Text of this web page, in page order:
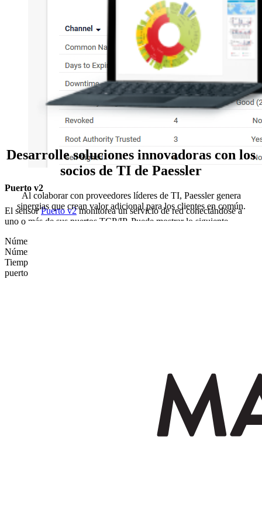
Puerto v2
El sensorPuerto v2monitorea un servicio de red conectándose a
uno o más de sus puertos TCP/IP. Puede mostrar lo siguiente
Número de puertos abiertos y cerrados
Número de errores
Tiempo máximo hasta que se aceptó una solicitud de conexión a un
puerto
Desarrolle soluciones innovadoras con los
socios de TI de Paessler
Al colaborar con proveedores líderes de TI, Paessler genera
sinergias que crean valor adicional para los clientes en común.